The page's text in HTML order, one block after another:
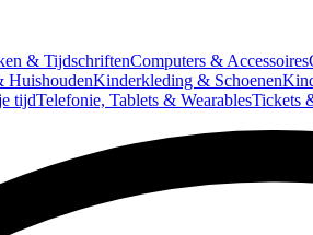
& TijdschriftenComputers & Accessoires
HuishoudenKinderkleding & Schoenen
tijdTelefonie, Tablets & WearablesTickets